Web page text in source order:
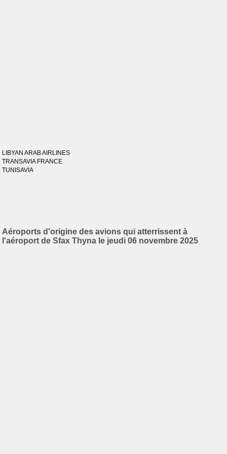
LIBYAN ARAB AIRLINES
TRANSAVIA FRANCE
TUNISAVIA
Aéroports d'origine des avions qui atterrissent à
l'aéroport de Sfax Thyna le jeudi 06 novembre 2025